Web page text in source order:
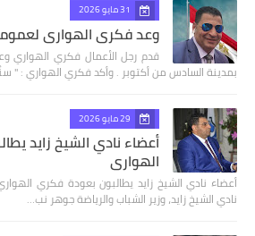
31 مايو 2026
وعد فكري الهواري
قدم رجل الأعمال فكري الهواري
بمدينة السادس من أكتوبر . وأكد فكري الهواري : "
29 مايو 2026
أعضاء نادي الشيخ زايد
الهواري
أعضاء نادي الشيخ زايد يطالبون بعودة فكري
نادي الشيخ زايد، وزير الشباب والرياضة جوهر نب…